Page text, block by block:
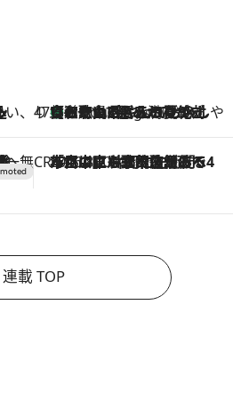
47都道府県の手みやげ ひんやりスイーツで夏を満喫
6 Hours Ago
【和歌山県】この夏絶対食べたい 冷やしておいしいおやつ3選 みかんがごろっと丸ごと入ったジュレ
所へ
体験 CREA'S CHOICE
2026.8.7
「立川にも歌舞伎があるんだよ」 片岡仁左衛門・市川中車ら豪華座組みで4年目の立川立飛歌舞伎へ
連載 TOP